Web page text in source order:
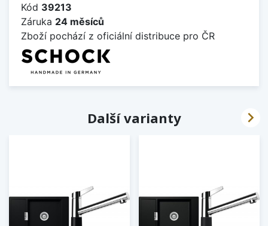
Kód 39213
Záruka 24 měsíců
Zboží pochází z oficiální distribuce pro ČR
Další varianty 